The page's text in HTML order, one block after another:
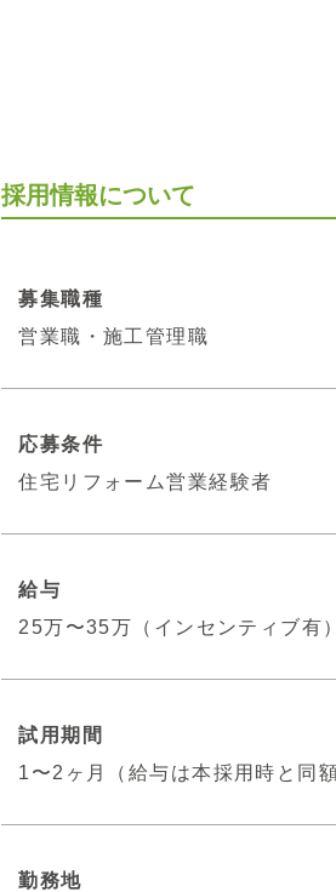
採用情報について
募集職種
営業職・施工管理職
応募条件
住宅リフォーム営業経験者
給与
25万〜35万（インセンティブ有
試用期間
1〜2ヶ月（給与は本採用時と同
勤務地